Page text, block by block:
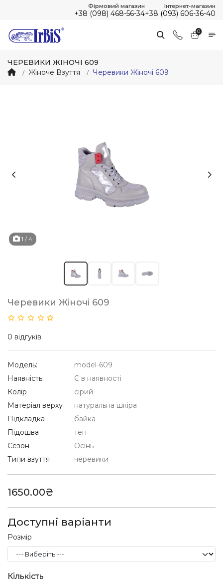
Фірмовий магазин
+38 (098) 468-56-34
Інтернет-магазин
+38 (093) 606-36-40
0
ЧЕРЕВИКИ ЖІНОЧІ 609
Жіноче Взуття
Черевики Жіночі 609
1 / 4
Черевики Жіночі 609
0 відгуків
Модель:
model-609
Наявність:
Є в наявності
Колір
сірий
Матеріал верху
натуральна шкіра
Підкладка
байка
Підошва
теп
Сезон
Осінь
Типи взуття
черевики
1650.00₴
Доступні варіанти
Розмір
Кількість